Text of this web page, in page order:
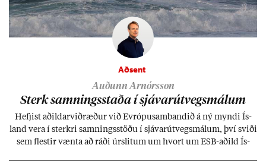
Aðsent
Auðunn Arnórsson
Sterk samn­ings­staða í sjáv­ar­út­vegs­mál­um
Hefj­ist að­ild­ar­við­ræð­ur við Evr­ópu­sam­band­ið á ný myndi Ís­
land vera í sterkri samn­ings­stöðu í sjáv­ar­út­vegs­mál­um, því sviði
sem flest­ir vænta að ráði úr­slit­um um hvort um ESB-að­ild Ís­